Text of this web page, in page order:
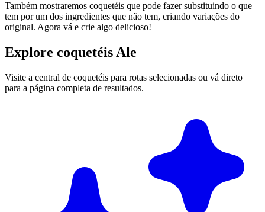
Também mostraremos coquetéis que pode fazer substituindo o que
tem por um dos ingredientes que não tem, criando variações do
original. Agora vá e crie algo delicioso!
Explore coquetéis Ale
Visite a central de coquetéis para rotas selecionadas ou vá direto
para a página completa de resultados.